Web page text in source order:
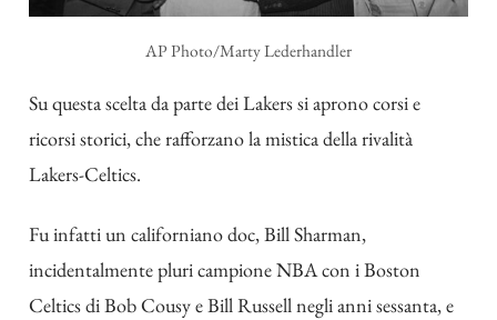
AP Photo/Marty Lederhandler
Su questa scelta da parte dei Lakers si aprono corsi e
ricorsi storici, che rafforzano la mistica della rivalità
Lakers-Celtics.
Fu infatti un californiano doc, Bill Sharman,
incidentalmente pluri campione NBA con i Boston
Celtics di Bob Cousy e Bill Russell negli anni sessanta, e